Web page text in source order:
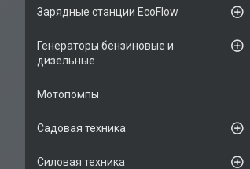
Зарядные станции EcoFlow
Генераторы бензиновые и
дизельные
Мотопомпы
Садовая техника
Силовая техника